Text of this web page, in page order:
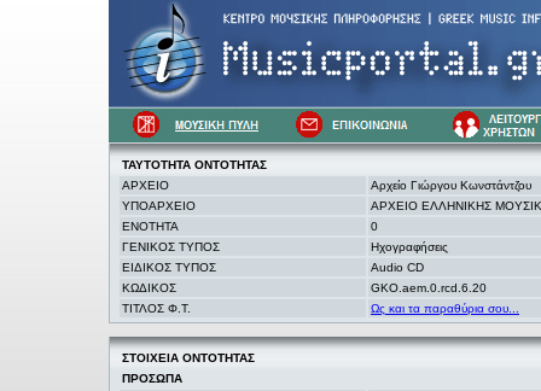
ΤΑΥΤΟΤΗΤΑ ΟΝΤΟΤΗΤΑΣ
ΑΡΧΕΙΟ
Αρχείο Γιώργου Κωνστάντζου
ΥΠΟΑΡΧΕΙΟ
ΑΡΧΕΙΟ ΕΛΛΗΝΙΚΗΣ
ΕΝΟΤΗΤΑ
0
ΓΕΝΙΚΟΣ ΤΥΠΟΣ
Ηχογραφήσεις
ΕΙΔΙΚΟΣ ΤΥΠΟΣ
Audio CD
ΚΩΔΙΚΟΣ
GKO.aem.0.rcd.6.20
ΤΙΤΛΟΣ Φ.Τ.
Ως και τα παραθύρια σου...
ΣΤΟΙΧΕΙΑ ΟΝΤΟΤΗΤΑΣ
ΠΡΟΣΩΠΑ